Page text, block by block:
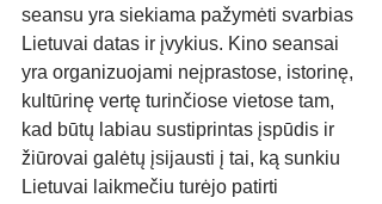
seansu yra siekiama pažymėti svarbias
Lietuvai datas ir įvykius. Kino seansai
yra organizuojami neįprastose, istorinę,
kultūrinę vertę turinčiose vietose tam,
kad būtų labiau sustiprintas įspūdis ir
žiūrovai galėtų įsijausti į tai, ką sunkiu
Lietuvai laikmečiu turėjo patirti